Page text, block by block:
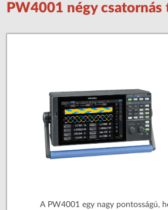
PW4001 négy
A PW4001 egy nagy pontosságú,